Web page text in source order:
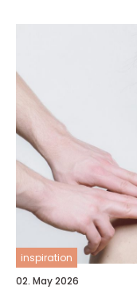
inspiration
02. May 2026